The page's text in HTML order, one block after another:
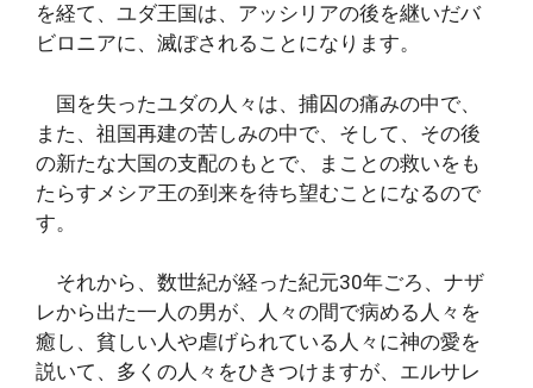
を経て、ユダ王国は、アッシリアの後を継いだバ
ビロニアに、滅ぼされることになります。
国を失ったユダの人々は、捕囚の痛みの中で、
また、祖国再建の苦しみの中で、そして、その後
の新たな大国の支配のもとで、まことの救いをも
たらすメシア王の到来を待ち望むことになるので
す。
それから、数世紀が経った紀元30年ごろ、ナザ
レから出た一人の男が、人々の間で病める人々を
癒し、貧しい人や虐げられている人々に神の愛を
説いて、多くの人々をひきつけますが、エルサレ